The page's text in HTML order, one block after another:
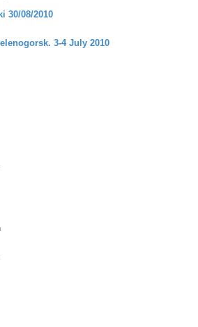
30/08/2010
3-4 July 2010